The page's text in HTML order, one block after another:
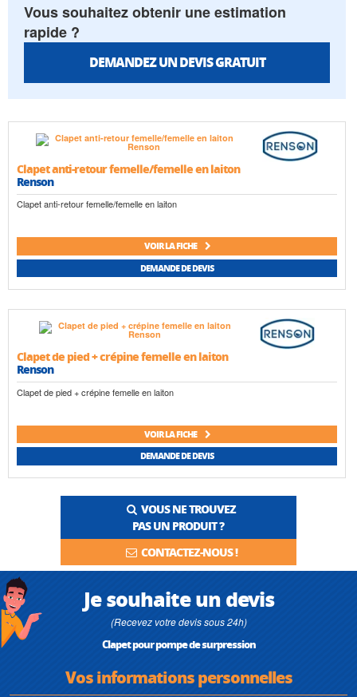
Vous souhaitez obtenir une estimation
rapide ?
DEMANDEZ UN DEVIS GRATUIT
Clapet anti-retour femelle/femelle en laiton
Renson
Clapet anti-retour femelle/femelle en laiton
VOIR LA FICHE
DEMANDE DE DEVIS
Clapet de pied + crépine femelle en laiton
Renson
Clapet de pied + crépine femelle en laiton
VOIR LA FICHE
DEMANDE DE DEVIS
VOUS NE TROUVEZ
PAS UN PRODUIT ?
CONTACTEZ-NOUS !
Je souhaite un devis
(Recevez votre devis sous 24h)
Clapet pour pompe de surpression
Vos informations personnelles